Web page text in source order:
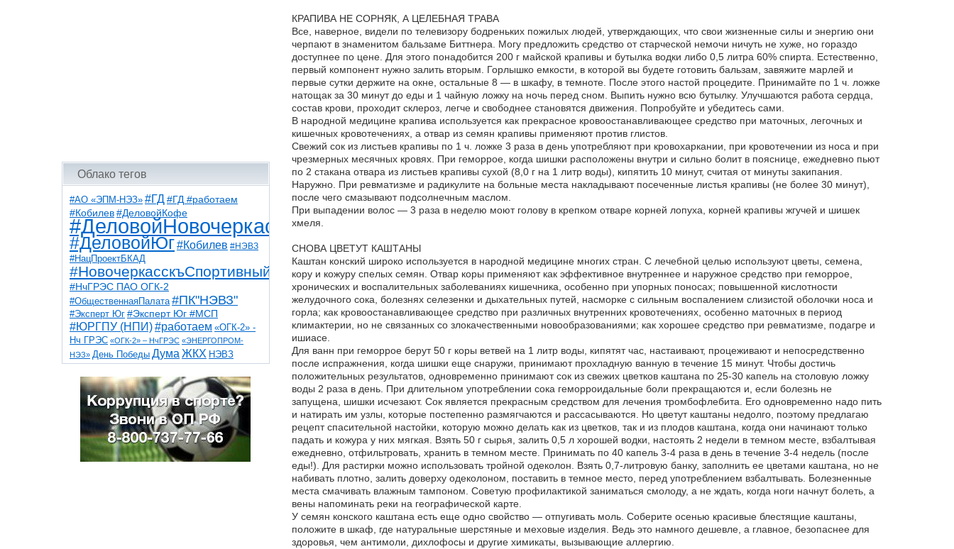
Облако тегов
#АО «ЭПМ-НЭЗ» #ГД #ГД #работаем
#Кобилев #ДеловойКофе
#ДеловойНовочеркасск
#ДеловойЮг#Кобилев #НЭВЗ
#НацПроектБКАД
#НовочеркасскъСпортивный
#НчГРЭС ПАО ОГК-2
#ОбщественнаяПалата #ПК"НЭВЗ"
#Эксперт Юг #Эксперт Юг #МСП
#ЮРГПУ (НПИ)#работаем «ОГК-2» -
Нч ГРЭС «ОГК-2» – НчГРЭС «ЭНЕРГОПРОМ-
НЭЗ» День Победы Дума ЖКХ НЭВЗ
НчГРЭС ТНТ
благоустройствоветераны выборы
детидороги казаки коррупция космос
общественная палата парк пожар роща
спорт театр транспорт художники
КРАПИВА НЕ СОРНЯК, А ЦЕЛЕБНАЯ ТРАВА
Все, наверное, видели по телевизору бодреньких пожилых людей, утверждающих, что свои жизненные силы и энергию они
черпают в знаменитом бальзаме Биттнера. Могу предложить средство от старческой немочи ничуть не хуже, но гораздо
доступнее по цене. Для этого понадобится 200 г майской крапивы и бутылка водки либо 0,5 литра 60% спирта. Естественно,
первый компонент нужно залить вторым. Горлышко емкости, в которой вы будете готовить бальзам, завяжите марлей и
первые сутки держите на окне, остальные 8 — в шкафу, в темноте. После этого настой процедите. Принимайте по 1 ч. ложке
натощак за 30 минут до еды и 1 чайную ложку на ночь перед сном. Выпить нужно всю бутылку. Улучшаются работа сердца,
состав крови, проходит склероз, легче и свободнее становятся движения. Попробуйте и убедитесь сами.
В народной медицине крапива используется как прекрасное кровоостанавливающее средство при маточных, легочных и
кишечных кровотечениях, а отвар из семян крапивы применяют против глистов.
Свежий сок из листьев крапивы по 1 ч. ложке 3 раза в день употребляют при кровохаркании, при кровотечении из носа и при
чрезмерных месячных кровях. При геморрое, когда шишки расположены внутри и сильно болит в пояснице, ежедневно пьют
по 2 стакана отвара из листьев крапивы сухой (8,0 г на 1 литр воды), кипятить 10 минут, считая от минуты закипания.
Наружно. При ревматизме и радикулите на больные места накладывают посеченные листья крапивы (не более 30 минут),
после чего смазывают подсолнечным маслом.
При выпадении волос — 3 раза в неделю моют голову в крепком отваре корней лопуха, корней крапивы жгучей и шишек
хмеля.
СНОВА ЦВЕТУТ КАШТАНЫ
Каштан конский широко используется в народной медицине многих стран. С лечебной целью используют цветы, семена,
кору и кожуру спелых семян. Отвар коры применяют как эффективное внутреннее и наружное средство при геморрое,
хронических и воспалительных заболеваниях кишечника, особенно при упорных поносах; повышенной кислотности
желудочного сока, болезнях селезенки и дыхательных путей, насморке с сильным воспалением слизистой оболочки носа и
горла; как кровоостанавливающее средство при различных внутренних кровотечениях, особенно маточных в период
климактерии, но не связанных со злокачественными новообразованиями; как хорошее средство при ревматизме, подагре и
ишиасе.
Для ванн при геморрое берут 50 г коры ветвей на 1 литр воды, кипятят час, настаивают, процеживают и непосредственно
после испражнения, когда шишки еще снаружи, принимают прохладную ванную в течение 15 минут. Чтобы достичь
положительных результатов, одновременно принимают сок из свежих цветков каштана по 25-30 капель на столовую ложку
воды 2 раза в день. При длительном употреблении сока геморроидальные боли прекращаются и, если болезнь не
запущена, шишки исчезают. Сок является прекрасным средством для лечения тромбофлебита. Его одновременно надо пить
и натирать им узлы, которые постепенно размягчаются и рассасываются. Но цветут каштаны недолго, поэтому предлагаю
рецепт спасительной настойки, которую можно делать как из цветков, так и из плодов каштана, когда они начинают только
падать и кожура у них мягкая. Взять 50 г сырья, залить 0,5 л хорошей водки, настоять 2 недели в темном месте, взбалтывая
ежедневно, отфильтровать, хранить в темном месте. Принимать по 40 капель 3-4 раза в день в течение 3-4 недель (после
еды!). Для растирки можно использовать тройной одеколон. Взять 0,7-литровую банку, заполнить ее цветами каштана, но не
набивать плотно, залить доверху одеколоном, поставить в темное место, перед употреблением взбалтывать. Болезненные
места смачивать влажным тампоном. Советую профилактикой заниматься смолоду, а не ждать, когда ноги начнут болеть, а
вены напоминать реки на географической карте.
У семян конского каштана есть еще одно свойство — отпугивать моль. Соберите осенью красивые блестящие каштаны,
положите в шкаф, где натуральные шерстяные и меховые изделия. Ведь это намного дешевле, а главное, безопаснее для
здоровья, чем антимоли, дихлофосы и другие химикаты, вызывающие аллергию.